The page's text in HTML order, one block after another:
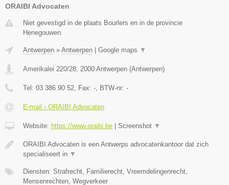
ORAIBI Advocaten
Niet gevestigd in de plaats Bourlers en in de provincie
Henegouwen.
Antwerpen » Antwerpen | Google maps ▼
Amerikalei 220/28 2000 Antwerpen (Antwerpen)
Tel: 03 386 90 52 , Fax: - , BTW-nr: -
E-mail › ORAIBI Advocaten
Website: https://www.oraibi.be | Screenshot ▼
ORAIBI Advocaten is een Antwerps advocatenkantoor dat zich
specialiseert in ▼
Diensten: Strafrecht, Familierecht, Vreemdelingenrecht,
Mensenrechten, Wegverkeer